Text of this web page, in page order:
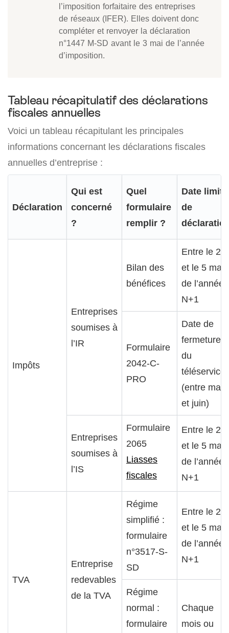
l’imposition forfaitaire des entreprises
de réseaux (IFER). Elles doivent donc
compléter et renvoyer la déclaration
n°1447 M-SD avant le 3 mai de l’année
d’imposition.
Tableau récapitulatif des déclarations
fiscales annuelles
Voici un tableau récapitulant les principales
informations concernant les déclarations fiscales
annuelles d’entreprise :
Déclaration
Qui est
concerné
?
Quel
formulaire
remplir ?
Date limite
de
Impôts
Entreprises
soumises à
l’IR
Bilan des
bénéfices
Entre le 2
et le 5 mai
de l’année
N+1
Formulaire
2042-C-
PRO
Date de
fermeture
du
téléservice
(entre mai
et juin)
Entreprises
soumises à
l’IS
Formulaire
2065
Liasses
fiscales
Entre le 2
et le 5 mai
de l’année
N+1
TVA
Entreprise
redevables
de la TVA
Régime
simplifié :
formulaire
n°3517-S-
SD
Entre le 2
et le 5 mai
de l’année
N+1
Régime
normal :
formulaire
Chaque
mois ou